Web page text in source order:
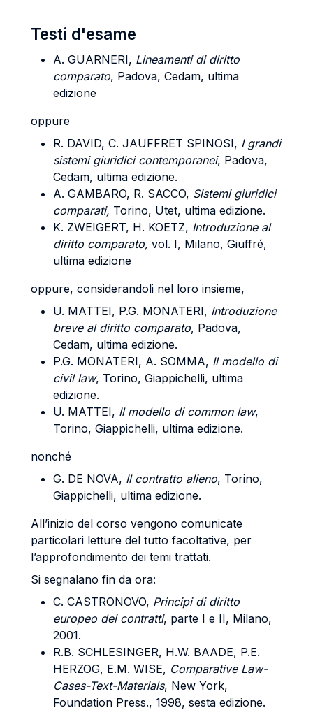
Testi d'esame
A. GUARNERI, Lineamenti di diritto
comparato, Padova, Cedam, ultima
edizione
oppure
R. DAVID, C. JAUFFRET SPINOSI, I grandi
sistemi giuridici contemporanei, Padova,
Cedam, ultima edizione.
A. GAMBARO, R. SACCO, Sistemi giuridici
comparati, Torino, Utet, ultima edizione.
K. ZWEIGERT, H. KOETZ, Introduzione al
diritto comparato, vol. I, Milano, Giuffré,
ultima edizione
oppure, considerandoli nel loro insieme,
U. MATTEI, P.G. MONATERI, Introduzione
breve al diritto comparato, Padova,
Cedam, ultima edizione.
P.G. MONATERI, A. SOMMA, Il modello di
civil law, Torino, Giappichelli, ultima
edizione.
U. MATTEI, Il modello di common law,
Torino, Giappichelli, ultima edizione.
nonché
G. DE NOVA, Il contratto alieno, Torino,
Giappichelli, ultima edizione.
All’inizio del corso vengono comunicate
particolari letture del tutto facoltative, per
l’approfondimento dei temi trattati.
Si segnalano fin da ora:
C. CASTRONOVO, Principi di diritto
europeo dei contratti, parte I e II, Milano,
2001.
R.B. SCHLESINGER, H.W. BAADE, P.E.
HERZOG, E.M. WISE, Comparative Law-
Cases-Text-Materials, New York,
Foundation Press., 1998, sesta edizione.